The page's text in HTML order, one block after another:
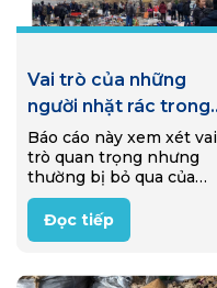
Vai trò của những
người nhặt rác trong
nền kinh tế tái sử
dụng ở Ý
Báo cáo này xem xét vai
trò quan trọng nhưng
thường bị bỏ qua của
những người nhặt rác
trong nền kinh tế tái sử
dụng của Ý (reuse
nghiên cứu…
Đọc tiếp